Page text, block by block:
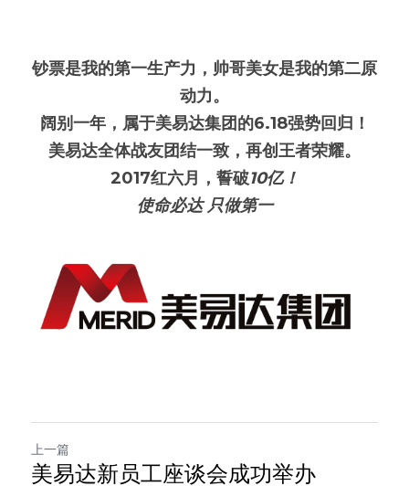
钞票是我的第一生产力，帅哥美女是我的第二原
动力。
阔别一年，属于美易达集团的6.18强势回归！
美易达全体战友团结一致，再创王者荣耀。
2017红六月，誓破10亿！
使命必达 只做第一
上一篇
美易达新员工座谈会成功举办